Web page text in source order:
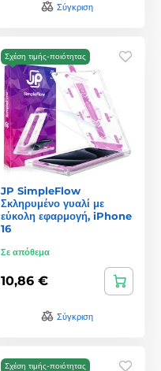
Σύγκριση
Σχέση τιμής-ποιότητας
JP SimpleFlow
Σκληρυμένο γυαλί με
εύκολη εφαρμογή, iPhone
16
Σε απόθεμα
10,86 €
Σύγκριση
Σχέση τιμής-ποιότητας